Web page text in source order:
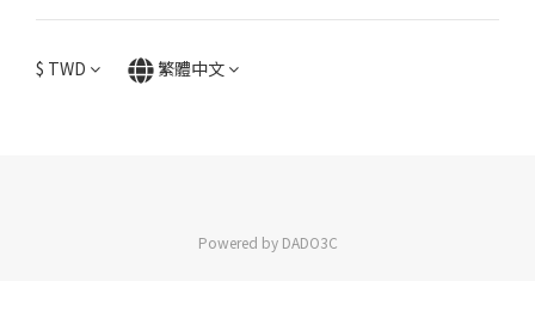
$ TWD 繁體中文
Powered by DADO3C